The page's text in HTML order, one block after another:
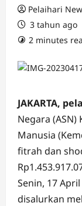
Pelaihari
3 tahun ago
2 minutes
JAKARTA,
Negara
Manusia
fitrah dan
Senin, 17
disalurkan